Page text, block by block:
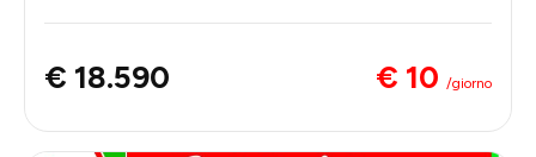
€ 18.590 € 10 /giorno